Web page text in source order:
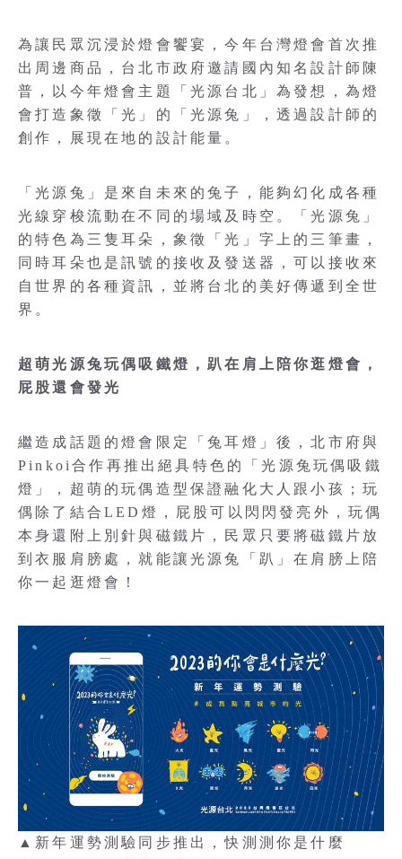
為讓民眾沉浸於燈會饗宴，今年台灣燈會首次推
出周邊商品，台北市政府邀請國內知名設計師陳
普，以今年燈會主題「光源台北」為發想，為燈
會打造象徵「光」的「光源兔」，透過設計師的
創作，展現在地的設計能量。
「光源兔」是來自未來的兔子，能夠幻化成各種
光線穿梭流動在不同的場域及時空。「光源兔」
的特色為三隻耳朵，象徵「光」字上的三筆畫，
同時耳朵也是訊號的接收及發送器，可以接收來
自世界的各種資訊，並將台北的美好傳遞到全世
界。
超萌光源兔玩偶吸鐵燈，趴在肩上陪你逛燈會，
屁股還會發光
繼造成話題的燈會限定「兔耳燈」後，北市府與
Pinkoi合作再推出絕具特色的「光源兔玩偶吸鐵
燈」，超萌的玩偶造型保證融化大人跟小孩；玩
偶除了結合LED燈，屁股可以閃閃發亮外，玩偶
本身還附上別針與磁鐵片，民眾只要將磁鐵片放
到衣服肩膀處，就能讓光源兔「趴」在肩膀上陪
你一起逛燈會！
▲新年運勢測驗同步推出，快測測你是什麼